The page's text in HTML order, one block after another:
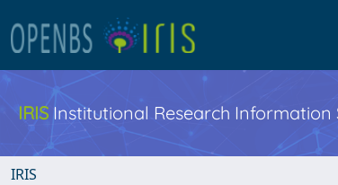
IRIS Institutional Research Information
IRIS